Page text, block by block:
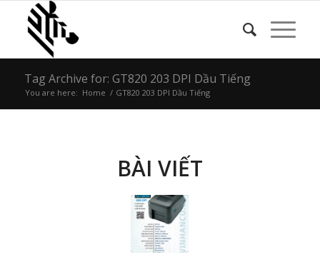
Tag Archive for: GT820 203 DPI Dầu Tiếng
You are here: Home / GT820 203 DPI Dầu Tiếng
BÀI VIẾT